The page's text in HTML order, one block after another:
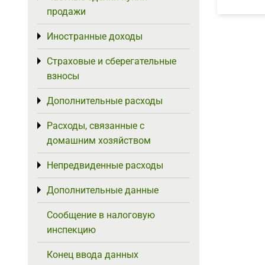
продажи
Иностранные доходы
Toggle menu
Страховые и сберегательные
взносы
Toggle menu
Дополнительные расходы
Toggle menu
Расходы, связанные с
домашним хозяйством
Toggle menu
Непредвиденные расходы
Toggle menu
Дополнительные данные
Toggle menu
Сообщение в налоговую
инспекцию
Конец ввода данных